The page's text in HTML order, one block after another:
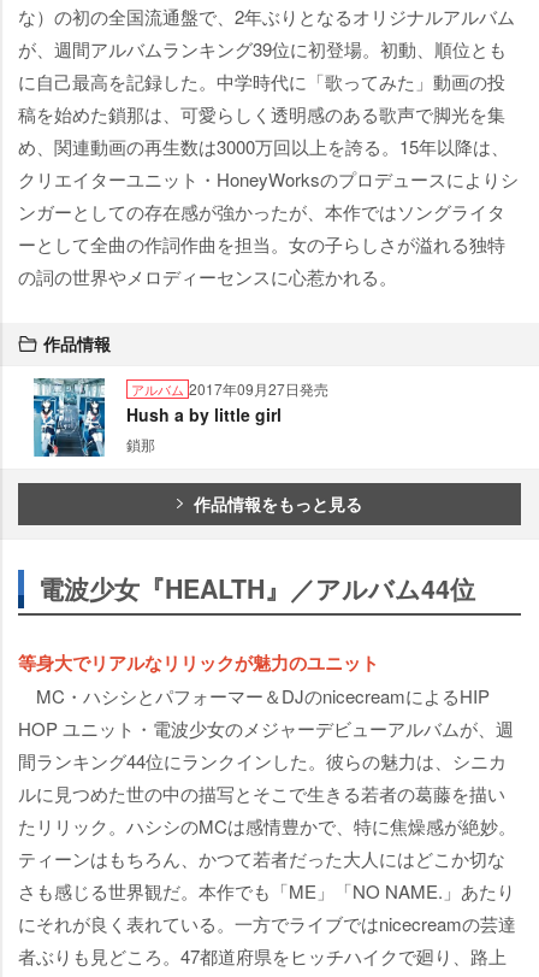
な）の初の全国流通盤で、2年ぶりとなるオリジナルアルバム
が、週間アルバムランキング39位に初登場。初動、順位とも
に自己最高を記録した。中学時代に「歌ってみた」動画の投
稿を始めた鎖那は、可愛らしく透明感のある歌声で脚光を集
め、関連動画の再生数は3000万回以上を誇る。15年以降は、
クリエイターユニット・HoneyWorksのプロデュースによりシ
ンガーとしての存在感が強かったが、本作ではソングライタ
ーとして全曲の作詞作曲を担当。女の子らしさが溢れる独特
の詞の世界やメロディーセンスに心惹かれる。
作品情報
アルバム 2017年09月27日発売
Hush a by little girl
鎖那
作品情報をもっと見る
電波少女『HEALTH』／アルバム44位
等身大でリアルなリリックが魅力のユニット
MC・ハシシとパフォーマー＆DJのnicecreamによるHIP
HOP ユニット・電波少女のメジャーデビューアルバムが、週
間ランキング44位にランクインした。彼らの魅力は、シニカ
ルに見つめた世の中の描写とそこで生きる若者の葛藤を描い
たリリック。ハシシのMCは感情豊かで、特に焦燥感が絶妙。
ティーンはもちろん、かつて若者だった大人にはどこか切な
さも感じる世界観だ。本作でも「ME」「NO NAME.」あたり
にそれが良く表れている。一方でライブではnicecreamの芸達
者ぶりも見どころ。47都道府県をヒッチハイクで廻り、路上